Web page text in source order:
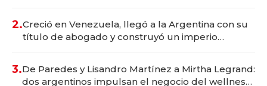
2.Creció en Venezuela, llegó a la Argentina con su
título de abogado y construyó un imperio
3.De Paredes y Lisandro Martínez a Mirtha Legrand:
dos argentinos impulsan el negocio del wellness